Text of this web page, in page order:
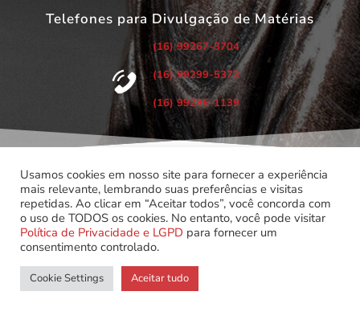
Telefones para Divulgação de Matérias
(16) 99267-3704
(16) 99299-5373
(16) 99286-1139
©Copyright 2022 – Todos os Direitos Reservados.
Associação dos Servidores do Poder Judiciário do Estado de
São Paulo.
Usamos cookies em nosso site para fornecer a experiência
mais relevante, lembrando suas preferências e visitas
repetidas. Ao clicar em “Aceitar todos”, você concorda com
o uso de TODOS os cookies. No entanto, você pode visitar
Política de Privacidade e LGPD para fornecer um
consentimento controlado.
Cookie Settings Aceitar tudo